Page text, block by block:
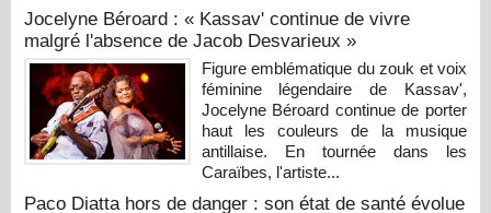
Jocelyne Béroard : « Kassav' continue de vivre
malgré l'absence de Jacob Desvarieux »
Figure emblématique du zouk et voix
féminine légendaire de Kassav',
Jocelyne Béroard continue de porter
haut les couleurs de la musique
antillaise. En tournée dans les
Caraïbes, l'artiste...
Paco Diatta hors de danger : son état de santé évolue